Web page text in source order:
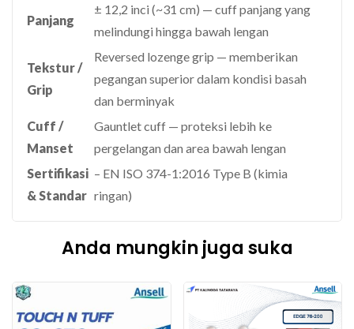
Panjang
± 12,2 inci (~31 cm) — cuff panjang yang
melindungi hingga bawah lengan
Tekstur /
Grip
Reversed lozenge grip — memberikan
pegangan superior dalam kondisi basah
dan berminyak
Cuff /
Manset
Gauntlet cuff — proteksi lebih ke
pergelangan dan area bawah lengan
Sertifikasi
& Standar
– EN ISO 374-1:2016 Type B (kimia
ringan)
Anda mungkin juga suka